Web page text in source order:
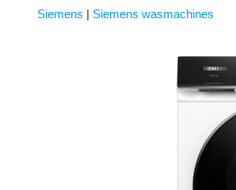
Siemens | Siemens wasmachines